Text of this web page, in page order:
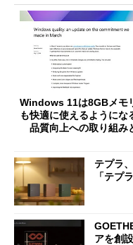
Windows 11は8GBメモ
も快適に使えるようにな
品質向上への取り組み
テプラ
「テプ
アを創設